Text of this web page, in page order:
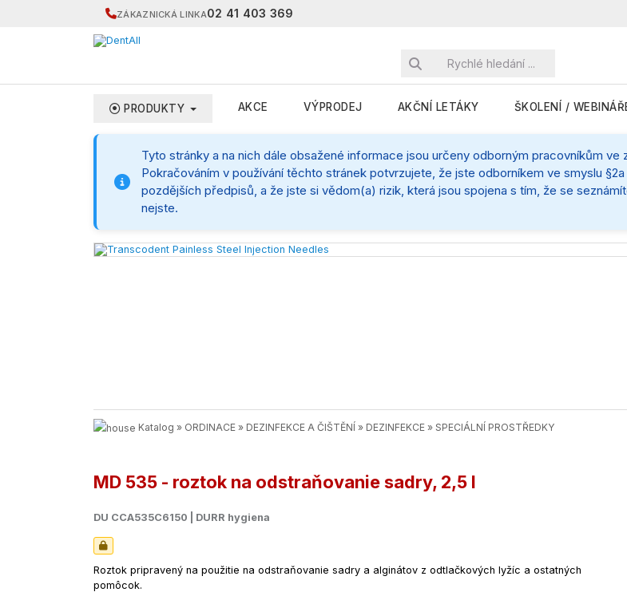
ZÁKAZNICKÁ LINKA02 41 403 369
PRODUKTY AKCE VÝPRODEJ AKČNÍ LETÁKY ŠKOLENÍ /
Tyto stránky a na nich dále obsažené informace jsou určeny odborným pracovníkům
Pokračováním v používání těchto stránek potvrzujete, že jste odborníkem ve smyslu
pozdějších předpisů, a že jste si vědom(a) rizik, která jsou spojena s tím, že se
nejste.
Katalog » ORDINACE » DEZINFEKCE A ČIŠTĚNÍ » DEZINFEKCE » SPECIÁLNÍ PROSTŘEDKY
MD 535 - roztok na odstraňovanie sadry, 2,5 l
DU CCA535C6150 | DURR hygiena
Roztok pripravený na použitie na odstraňovanie sadry a alginátov z odtlačkových lyžíc a ostatných
pomôcok.